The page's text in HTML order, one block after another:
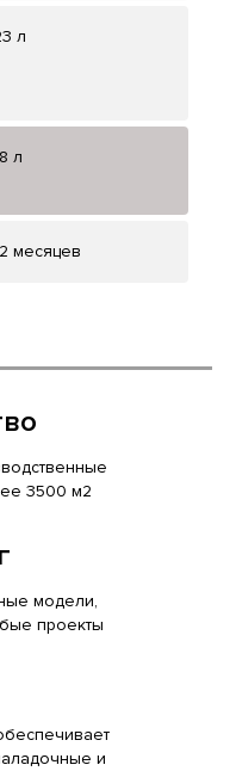
л
л
месяцев
3500 м2
модели,
проекты
и